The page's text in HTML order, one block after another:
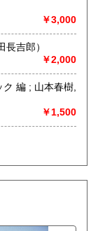
￥3,000
柴田長吉郎）
￥2,000
￥1,500